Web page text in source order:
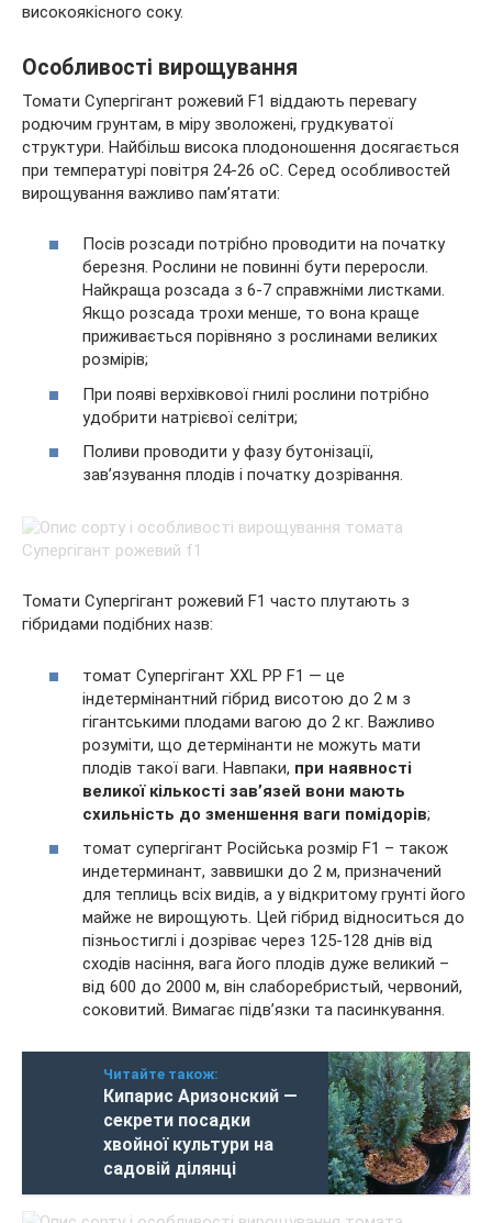
високоякісного соку.
Особливості вирощування
Томати Супергігант рожевий F1 віддають перевагу
родючим грунтам, в міру зволожені, грудкуватої
структури. Найбільш висока плодоношення досягається
при температурі повітря 24-26 оС. Серед особливостей
вирощування важливо пам’ятати:
Посів розсади потрібно проводити на початку
березня. Рослини не повинні бути переросли.
Найкраща розсада з 6-7 справжніми листками.
Якщо розсада трохи менше, то вона краще
приживається порівняно з рослинами великих
розмірів;
При появі верхівкової гнилі рослини потрібно
удобрити натрієвої селітри;
Поливи проводити у фазу бутонізації,
зав’язування плодів і початку дозрівання.
Томати Супергігант рожевий F1 часто плутають з
гібридами подібних назв:
томат Супергігант XXL РР F1 — це
індетермінантний гібрид висотою до 2 м з
гігантськими плодами вагою до 2 кг. Важливо
розуміти, що детермінанти не можуть мати
плодів такої ваги. Навпаки, при наявності
великої кількості зав’язей вони мають
схильність до зменшення ваги помідорів;
томат супергігант Російська розмір F1 – також
индетерминант, заввишки до 2 м, призначений
для теплиць всіх видів, а у відкритому грунті його
майже не вирощують. Цей гібрид відноситься до
пізньостиглі і дозріває через 125-128 днів від
сходів насіння, вага його плодів дуже великий –
від 600 до 2000 м, він слаборебристый, червоний,
соковитий. Вимагає підв’язки та пасинкування.
Читайте також:
Кипарис Аризонский —
секрети посадки
хвойної культури на
садовій ділянці